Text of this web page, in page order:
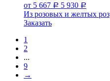
от 5 667 Р 5 930 Р
Из розовых и желтых роз
Заказать
1
2
...
9
→